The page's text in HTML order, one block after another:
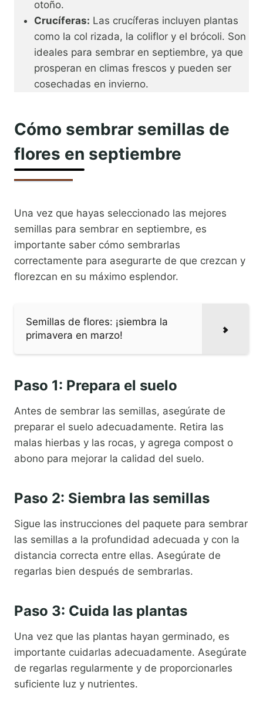
otoño.
Crucíferas: Las crucíferas incluyen plantas
como la col rizada, la coliflor y el brócoli. Son
ideales para sembrar en septiembre, ya que
prosperan en climas frescos y pueden ser
cosechadas en invierno.
Cómo sembrar semillas de
flores en septiembre
Una vez que hayas seleccionado las mejores
semillas para sembrar en septiembre, es
importante saber cómo sembrarlas
correctamente para asegurarte de que crezcan y
florezcan en su máximo esplendor.
Semillas de flores: ¡siembra la
primavera en marzo!
Paso 1: Prepara el suelo
Antes de sembrar las semillas, asegúrate de
preparar el suelo adecuadamente. Retira las
malas hierbas y las rocas, y agrega compost o
abono para mejorar la calidad del suelo.
Paso 2: Siembra las semillas
Sigue las instrucciones del paquete para sembrar
las semillas a la profundidad adecuada y con la
distancia correcta entre ellas. Asegúrate de
regarlas bien después de sembrarlas.
Paso 3: Cuida las plantas
Una vez que las plantas hayan germinado, es
importante cuidarlas adecuadamente. Asegúrate
de regarlas regularmente y de proporcionarles
suficiente luz y nutrientes.